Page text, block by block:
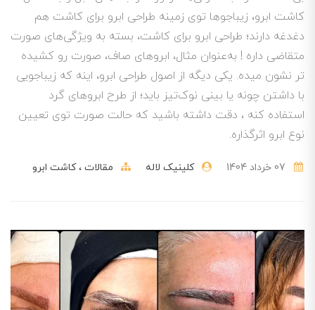
کاشت ابرو، زیباجوها توی زمینه طراحی ابرو برای کاشت هم
دغدغه‌ دارند؛ طراحی ابرو برای کاشت، بسته به ویژگی‌های صورت
متقاضی داره ! به‌عنوان مثال، ابروهای صاف، صورت رو کشیده‌
تر نشون میده. یکی دیگه از اصول طراحی ابرو، اینه که زیباجویی
با داشتن چونه یا بینی نوک‌تیز باید؛ از طرح ابروهای گرد
استفاده کنه ، دقت داشته باشید که حالت صورت توی تعیین
نوع ابرو اثرگذاره.
کلینیک لاله مقالات کاشت ابرو